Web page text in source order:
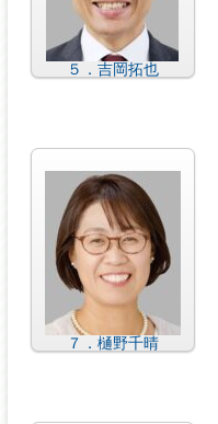
５．吉岡拓也
７．樋野千晴